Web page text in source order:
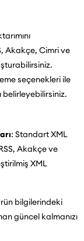
Akakçe, Cimri ve
seçenekleri ile
belirleyebilirsiniz.
: Standart XML
Akakçe ve
XML
bilgilerindeki
güncel kalmanızı